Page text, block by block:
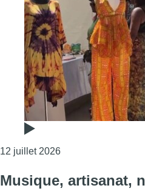
12 juillet 2026Consulter l'article
Musique, artisanat,